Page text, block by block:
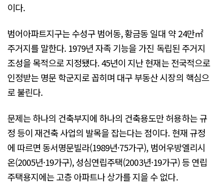
이다.
범어아파트지구는 수성구 범어동, 황금동 일대 약 24만㎡
주거지를 말한다. 1979년 자족 기능을 가진 독립된 주거지
조성을 목적으로 지정됐다. 45년이 지난 현재는 전국적으로
인정받는 명문 학군지로 꼽히며 대구 부동산 시장의 핵심으
로 불린다.
문제는 하나의 건축부지에 하나의 건축용도만 허용하는 규
정 등이 재건축 사업의 발목을 잡는다는 점이다. 현재 규정
에 따르면 동서명문빌라(1989년·75가구), 범어우방엘리시
온(2005년·19가구), 성심연립주택(2003년·19가구) 등 연립
주택용지에는 고층 아파트나 상가를 지을 수 없다.